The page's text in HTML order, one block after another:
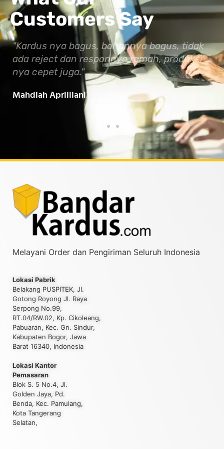
Customers Say
"Maa Syaa Allah, Semoga Bandar Kardus
Indonesia makin maju dan berkembang
serta membawa manfaat untuk semua.
Baarokallahu Fiikum.."
Taufiqurrahman MZ
Melayani Order dan Pengiriman Seluruh Indonesia
Lokasi Pabrik
Belakang PUSPITEK, Jl.
Gotong Royong Jl. Raya
Serpong No.99,
RT.04/RW.02, Kp. Cikoleang,
Pabuaran, Kec. Gn. Sindur,
Kabupaten Bogor, Jawa
Barat 16340, Indonesia
Lokasi Kantor
Pemasaran
Blok S. 5 No.4, Jl.
Golden Jaya, Pd.
Benda, Kec. Pamulang,
Kota Tangerang
Selatan,